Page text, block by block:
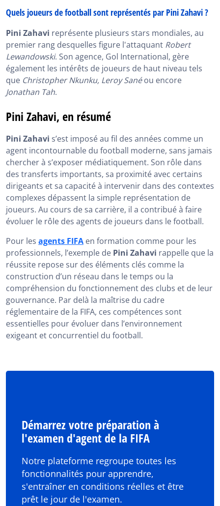
Quels joueurs de football sont représentés par Pini Zahavi ?
Pini Zahavi représente plusieurs stars mondiales, au
premier rang desquelles figure l'attaquant Robert
Lewandowski. Son agence, Gol International, gère
également les intérêts de joueurs de haut niveau tels
que Christopher Nkunku, Leroy Sanéou encore
Jonathan Tah.
Pini Zahavi, en résumé
Pini Zahavi s’est imposé au fil des années comme un
agent incontournable du football moderne, sans jamais
chercher à s’exposer médiatiquement. Son rôle dans
des transferts importants, sa proximité avec certains
dirigeants et sa capacité à intervenir dans des contextes
complexes dépassent la simple représentation de
joueurs. Au cours de sa carrière, il a contribué à faire
évoluer le rôle des agents de joueurs dans le football.
Pour les agents FIFA en formation comme pour les
professionnels, l’exemple de Pini Zahavi rappelle que la
réussite repose sur des éléments clés comme la
construction d’un réseau dans le temps ou la
compréhension du fonctionnement des clubs et de leur
gouvernance. Par delà la maîtrise du cadre
réglementaire de la FIFA, ces compétences sont
essentielles pour évoluer dans l’environnement
exigeant et concurrentiel du football.
Démarrez votre préparation à
l'examen d'agent de la FIFA
Notre plateforme regroupe toutes les
fonctionnalités pour apprendre,
s'entraîner en conditions réelles et être
prêt le jour de l'examen.